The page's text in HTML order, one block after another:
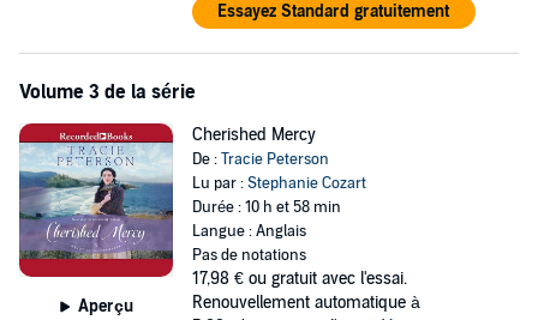
Essayez Standard gratuitement
Volume 3 de la série
Aperçu
Cherished Mercy
De :Tracie Peterson
Lu par :Stephanie Cozart
Durée : 10 h et 58 min
Langue : Anglais
Pas de notations
17,98 € ou gratuit avec l'essai.
Renouvellement automatique à